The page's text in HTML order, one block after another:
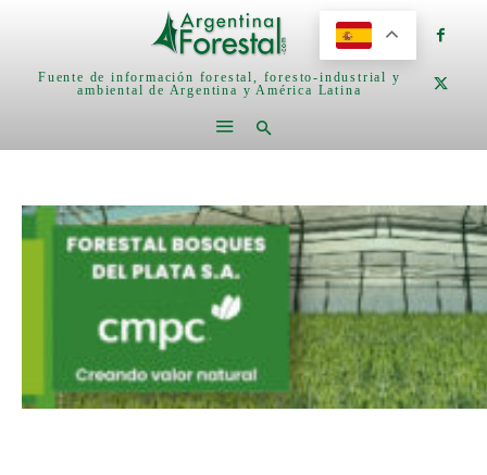
Fuente de información forestal, foresto-industrial y
ambiental de Argentina y América Latina